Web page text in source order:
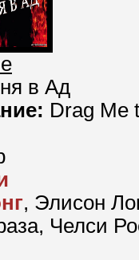
в Ад
Drag Me
, Элисон
Челси